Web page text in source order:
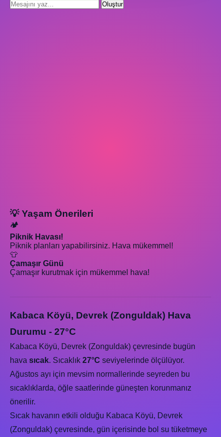
Oluştur
💡 Yaşam Önerileri
🏕️
Piknik Havası!
Piknik planları yapabilirsiniz. Hava mükemmel!
👕
Çamaşır Günü
Çamaşır kurutmak için mükemmel hava!
Kabaca Köyü, Devrek (Zonguldak) Hava
Durumu - 27°C
Kabaca Köyü, Devrek (Zonguldak) çevresinde bugün
hava sıcak. Sıcaklık 27°C seviyelerinde ölçülüyor.
Ağustos ayı için mevsim normallerinde seyreden bu
sıcaklıklarda, öğle saatlerinde güneşten korunmanız
önerilir.
Sıcak havanın etkili olduğu Kabaca Köyü, Devrek
(Zonguldak) çevresinde, gün içerisinde bol su tüketmeye